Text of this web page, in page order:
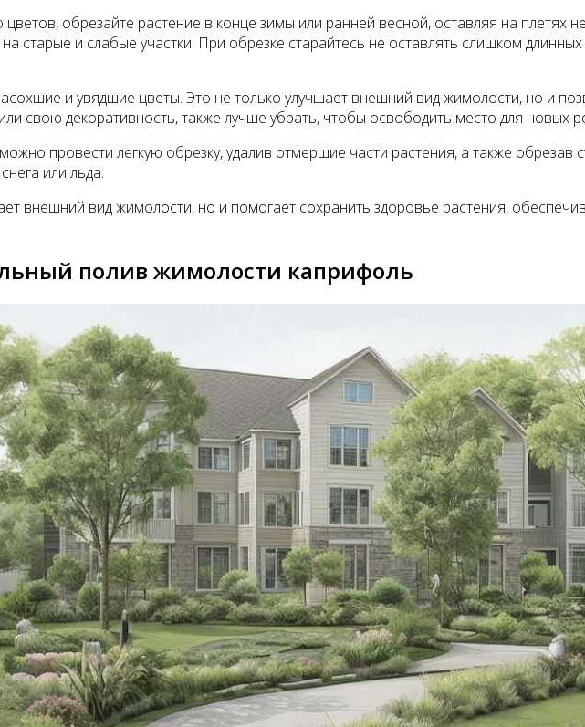
цветов, обрезайте растение в конце зимы или ранней весной, оставляя на плетях
старые и слабые участки. При обрезке старайтесь не оставлять слишком
и увядшие цветы. Это не только улучшает внешний вид жимолости, но и
свою декоративность, также лучше убрать, чтобы освободить место для новых
провести легкую обрезку, удалив отмершие части растения, а также
или льда.
внешний вид жимолости, но и помогает сохранить здоровье растения,
полив жимолости каприфоль